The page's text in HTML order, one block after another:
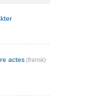
actes (fransk)